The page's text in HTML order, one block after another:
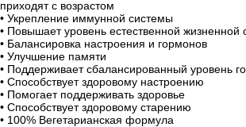
приходят с возрастом
• Укрепление иммунной системы
• Повышает уровень естественной жизненной
• Балансировка настроения и гормонов
• Улучшение памяти
• Поддерживает сбалансированный уровень
• Способствует здоровому настроению
• Помогает поддерживать здоровье
• Способствует здоровому старению
• 100% Вегетарианская формула